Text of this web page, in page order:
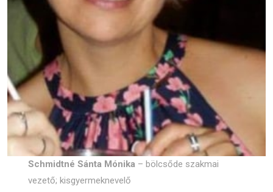
Schmidtné Sánta Mónika– bölcsőde szakmai
vezető; kisgyermeknevelő